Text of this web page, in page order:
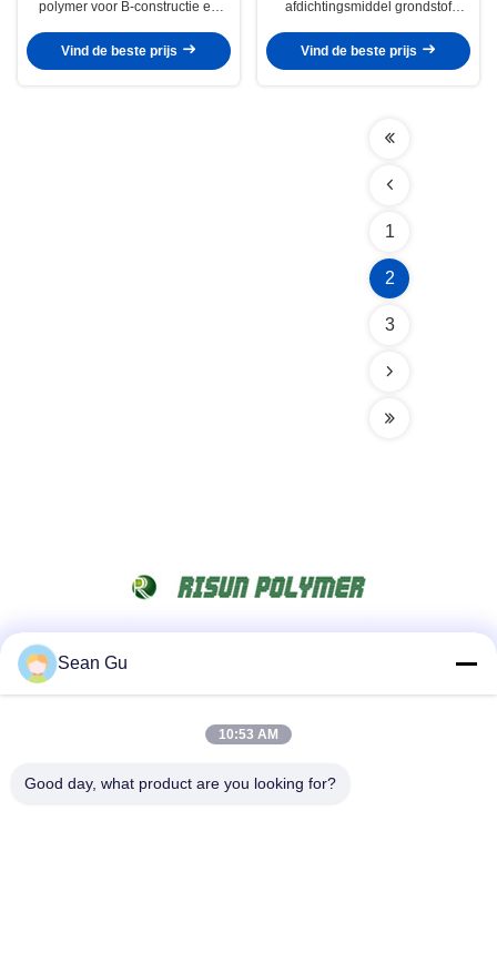
polymer voor B-constructie en
Vind de beste prijs
afdichtingsmiddel grondstof
verlenging en zachte modulus
Vind de beste prijs
1
2
3
Snel contact
Sean Gu
10:53 AM
Good day, what product are you looking for?